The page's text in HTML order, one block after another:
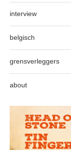
interview
belgisch
grensverleggers
about